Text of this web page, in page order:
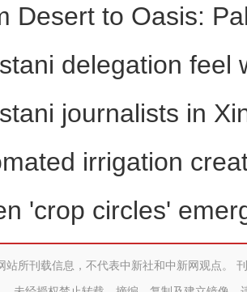
Desert to Oasis:
delegation feel
journalists in
irrigation
'crop circles'
站所刊载信息，不代表中新社和中新网观点。